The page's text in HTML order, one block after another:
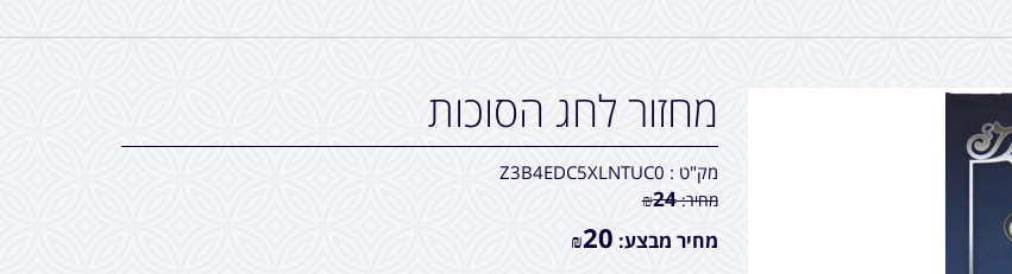
מחזור לחג הסוכות
מק"ט : Z3B4EDC5XLNTUC0
מחיר: ₪24
מחיר מבצע: ₪20